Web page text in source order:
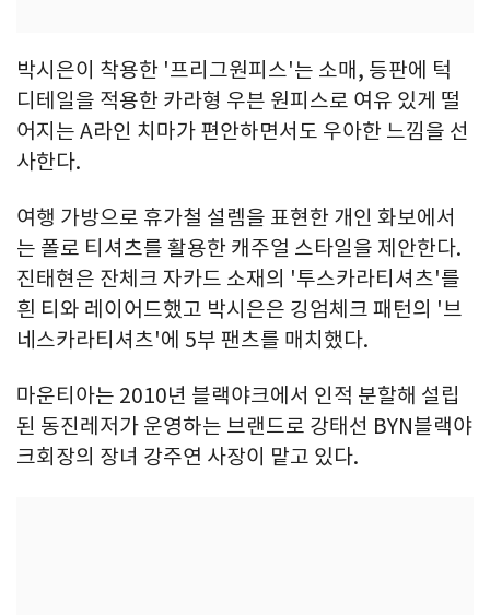
박시은이 착용한 '프리그원피스'는 소매, 등판에 턱
디테일을 적용한 카라형 우븐 원피스로 여유 있게 떨
어지는 A라인 치마가 편안하면서도 우아한 느낌을 선
사한다.
여행 가방으로 휴가철 설렘을 표현한 개인 화보에서
는 폴로 티셔츠를 활용한 캐주얼 스타일을 제안한다.
진태현은 잔체크 자카드 소재의 '투스카라티셔츠'를
흰 티와 레이어드했고 박시은은 깅엄체크 패턴의 '브
네스카라티셔츠'에 5부 팬츠를 매치했다.
마운티아는 2010년 블랙야크에서 인적 분할해 설립
된 동진레저가 운영하는 브랜드로 강태선 BYN블랙야
크회장의 장녀 강주연 사장이 맡고 있다.